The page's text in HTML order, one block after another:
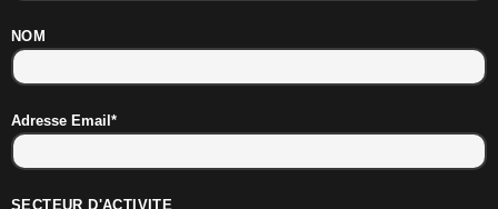
NOM
Adresse Email*
SECTEUR D'ACTIVITE